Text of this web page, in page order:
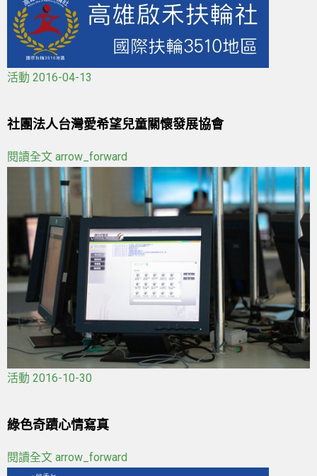
活動 2016-04-13
社團法人台灣愛希望兒童關懷發展協會
閱讀全文 arrow_forward
活動 2016-10-30
綠色奇蹟心情寫真
閱讀全文 arrow_forward